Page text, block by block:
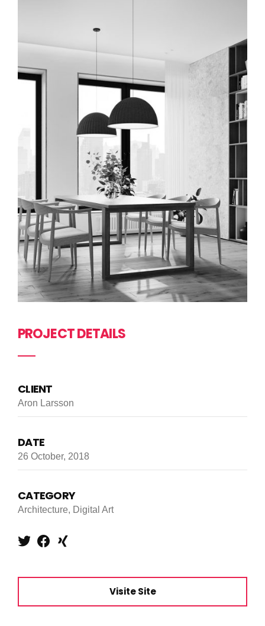
PROJECT DETAILS
CLIENT
Aron Larsson
DATE
26 October, 2018
CATEGORY
Architecture, Digital Art
Visite Site